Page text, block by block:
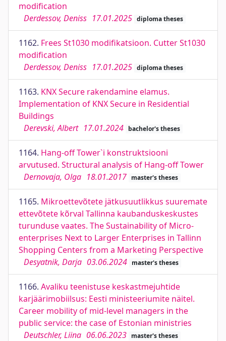
modification
Derdessov, Deniss 17.01.2025 diploma theses
1162. Frees St1030 modifikatsioon. Cutter St1030
modification
Derdessov, Deniss 17.01.2025 diploma theses
1163. KNX Secure rakendamine elamus.
Implementation of KNX Secure in Residential
Buildings
Derevski, Albert 17.01.2024 bachelor's theses
1164. Hang-off Tower`i konstruktsiooni
arvutused. Structural analysis of Hang-off Tower
Dernovaja, Olga 18.01.2017 master's theses
1165. Mikroettevõtete jätkusuutlikkus suuremate
ettevõtete kõrval Tallinna kaubanduskeskustes
turunduse vaates. The Sustainability of Micro-
enterprises Next to Larger Enterprises in Tallinn
Shopping Centers from a Marketing Perspective
Desyatnik, Darja 03.06.2024 master's theses
1166. Avaliku teenistuse keskastmejuhtide
karjäärimobiilsus: Eesti ministeeriumite näitel.
Career mobility of mid-level managers in the
public service: the case of Estonian ministries
Deutschler, Liina 06.06.2023 master's theses